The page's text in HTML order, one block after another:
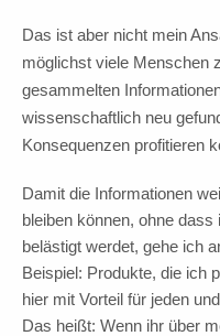
Das ist aber nicht mein
möglichst viele Menschen
gesammelten
wissenschaftlich neu
Konsequenzen profitieren
Damit die Informationen
bleiben können, ohne
belästigt werdet, gehe ich
Beispiel: Produkte, die ich
hier mit Vorteil für jeden
Das heißt: Wenn ihr über